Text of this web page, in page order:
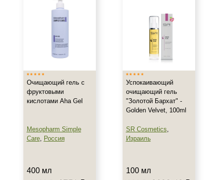
Очищающий гель с
фруктовыми
кислотами Aha Gel
Mesopharm Simple
Care, Россия
400 мл
Успокаивающий
очищающий гель
"Золотой Бархат" -
Golden Velvet, 100ml
SR Cosmetics,
Израиль
100 мл